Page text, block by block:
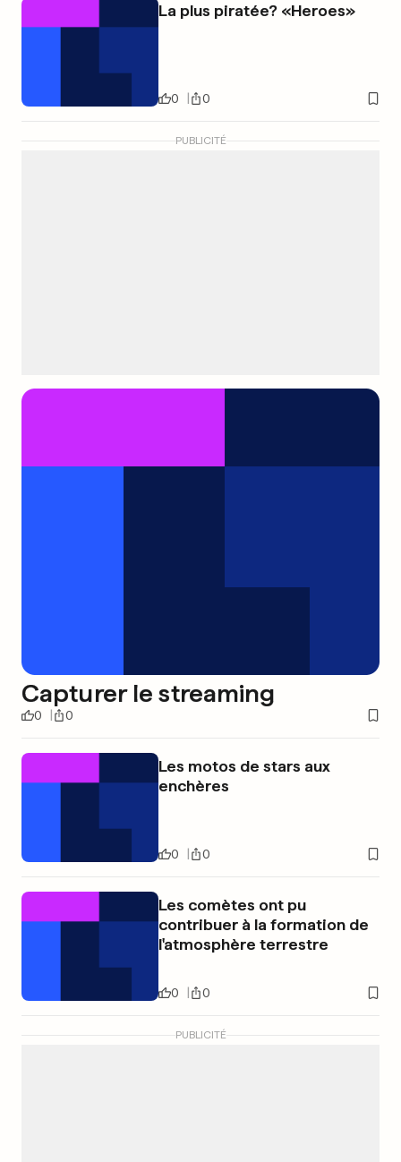
La plus piratée? «Heroes»
0 0
PUBLICITÉ
Capturer le streaming
0 0
Les motos de stars aux
enchères
0 0
Les comètes ont pu
contribuer à la formation de
l'atmosphère terrestre
0 0
PUBLICITÉ